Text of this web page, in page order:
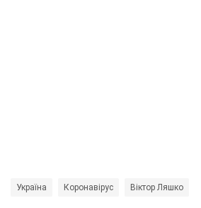
Україна Коронавірус Віктор Ляшко